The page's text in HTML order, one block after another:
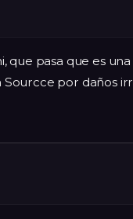
que pasa que es
por daños